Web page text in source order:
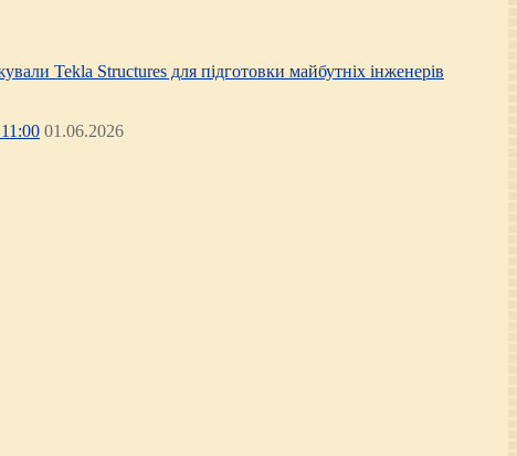
Tekla Structures для підготовки майбутніх інженерів
01.06.2026